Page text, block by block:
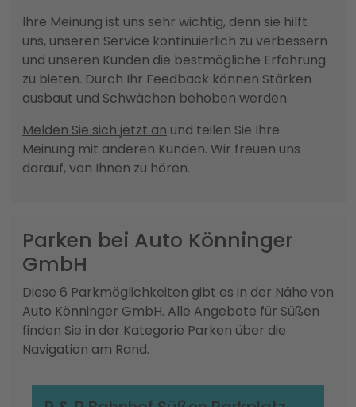
Ihre Meinung ist uns sehr wichtig, denn sie hilft
uns, unseren Service kontinuierlich zu verbessern
und unseren Kunden die bestmögliche Erfahrung
zu bieten. Durch Ihr Feedback können Stärken
ausbaut und Schwächen behoben werden.
Melden Sie sich jetzt an und teilen Sie Ihre
Meinung mit anderen Kunden. Wir freuen uns
darauf, von Ihnen zu hören.
Parken bei Auto Könninger
GmbH
Diese 6 Parkmöglichkeiten gibt es in der Nähe von
Auto Könninger GmbH. Alle Angebote für Süßen
finden Sie in der Kategorie Parken über die
Navigation am Rand.